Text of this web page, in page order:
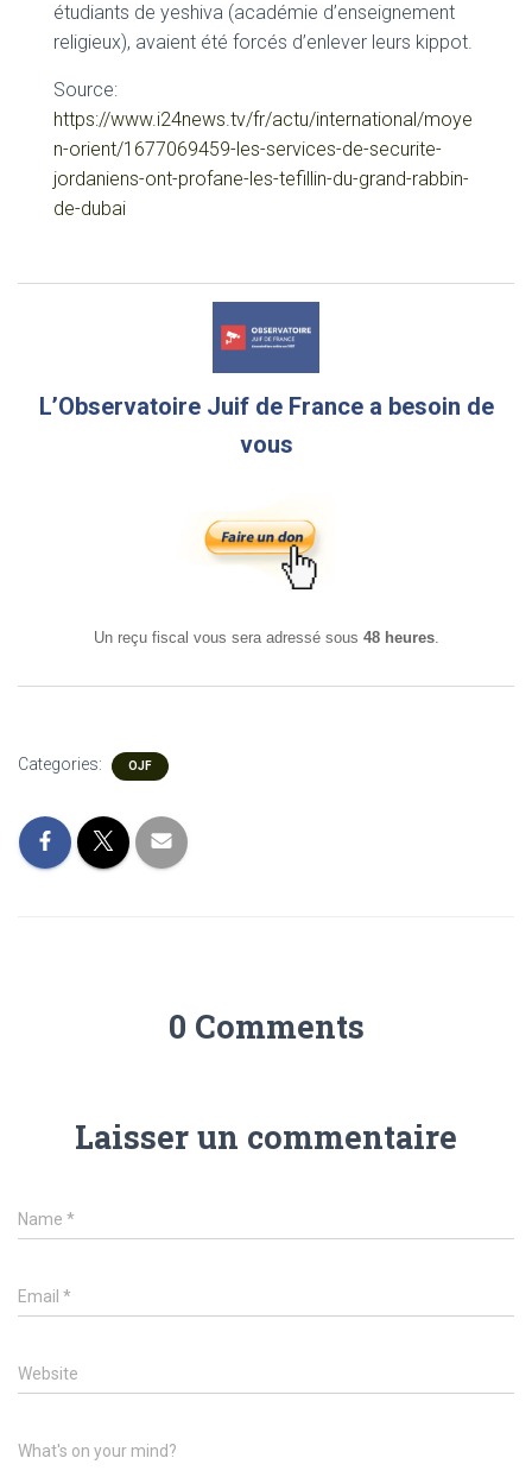
étudiants de yeshiva (académie d’enseignement
religieux), avaient été forcés d’enlever leurs kippot.
Source:
https://www.i24news.tv/fr/actu/international/moye
n-orient/1677069459-les-services-de-securite-
jordaniens-ont-profane-les-tefillin-du-grand-rabbin-
de-dubai
L’Observatoire Juif de France a besoin de
vous
Un reçu fiscal vous sera adressé sous 48 heures.
Categories: OJF
0 Comments
Laisser un commentaire
Name *
Email *
Website
What's on your mind?